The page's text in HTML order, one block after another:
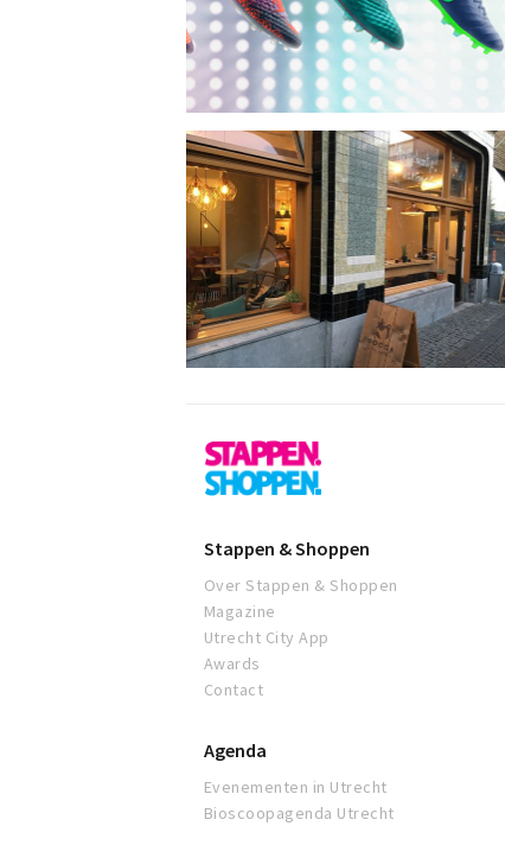
Utrecht
Stappen & Shoppen
Over Stappen & Shoppen
Magazine
Utrecht City App
Awards
Contact
Agenda
Evenementen in Utrecht
Bioscoopagenda Utrecht